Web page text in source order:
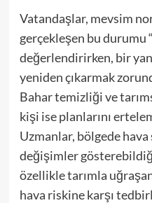
Vatandaşlar, mevsim
gerçekleşen bu durumu
değerlendirirken, bir
yeniden çıkarmak
Bahar temizliği ve
kişi ise planlarını
Uzmanlar, bölgede hava
değişimler
özellikle tarımla
hava riskine karşı